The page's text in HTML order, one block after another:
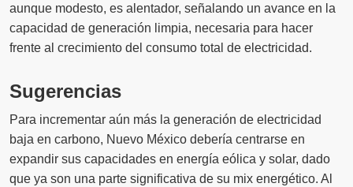
aunque modesto, es alentador, señalando un avance en la
capacidad de generación limpia, necesaria para hacer
frente al crecimiento del consumo total de electricidad.
Sugerencias
Para incrementar aún más la generación de electricidad
baja en carbono, Nuevo México debería centrarse en
expandir sus capacidades en energía eólica y solar, dado
que ya son una parte significativa de su mix energético. Al